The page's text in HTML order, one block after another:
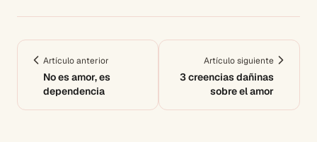
Artículo anterior
No es amor, es
dependencia
Artículo siguiente
3 creencias dañinas
sobre el amor